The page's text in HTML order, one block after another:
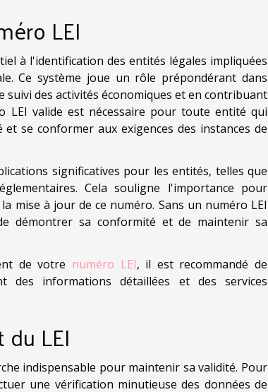
LEI
à l'identification des entités légales impliquées
Ce système joue un rôle prépondérant dans
des activités économiques et en contribuant
LEI valide est nécessaire pour toute entité qui
se conformer aux exigences des instances de
significatives pour les entités, telles que
Cela souligne l'importance pour
mise à jour de ce numéro. Sans un numéro LEI
démontrer sa conformité et de maintenir sa
de votre numéro LEI, il est recommandé de
des informations détaillées et des services
LEI
indispensable pour maintenir sa validité. Pour
une vérification minutieuse des données de